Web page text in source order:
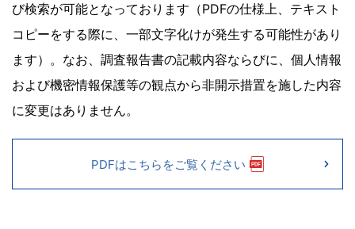
び検索が可能となっております（PDFの仕様上、テキスト
コピーをする際に、一部文字化けが発生する可能性があり
ます）。なお、調査報告書の記載内容ならびに、個人情報
および機密情報保護等の観点から非開示措置を施した内容
に変更はありません。
PDFはこちらをご覧ください